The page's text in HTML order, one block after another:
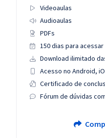
Videoaulas
Audioaulas
PDFs
150 dias para acessar
Download ilimitado
Acesso no Android,
Certificado de
Fórum de dúvidas